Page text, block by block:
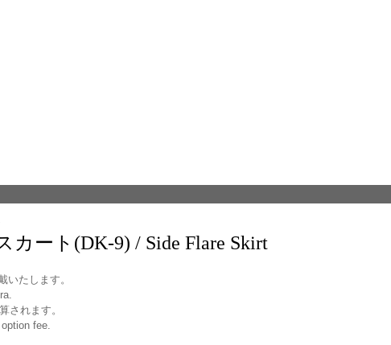
カート(DK-9) / Side Flare Skirt
いたします。
されます。
fee.